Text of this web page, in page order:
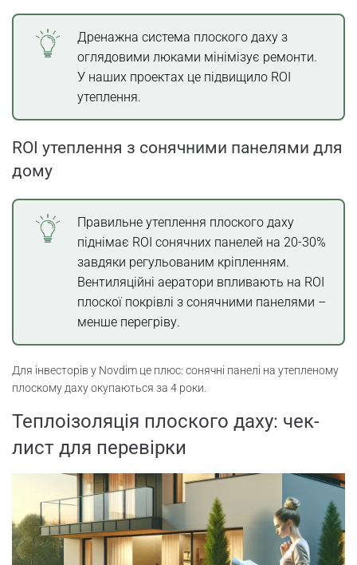
Дренажна система плоского даху з
оглядовими люками мінімізує ремонти.
У наших проектах це підвищило ROI
утеплення.
ROI утеплення з сонячними панелями для
дому
Правильне утеплення плоского даху
піднімає ROI сонячних панелей на 20-30%
завдяки регульованим кріпленням.
Вентиляційні аератори впливають на ROI
плоскої покрівлі з сонячними панелями –
менше перегріву.
Для інвесторів у Novdim це плюс: сонячні панелі на утепленому
плоскому даху окупаються за 4 роки.
Теплоізоляція плоского даху: чек-
лист для перевірки